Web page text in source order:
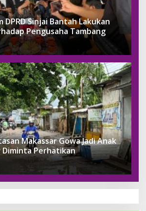
DPRD Sinjai Bantah Lakukan
Pengusaha Tambang
Makassar Gowa Jadi Anak
Diminta Perhatikan